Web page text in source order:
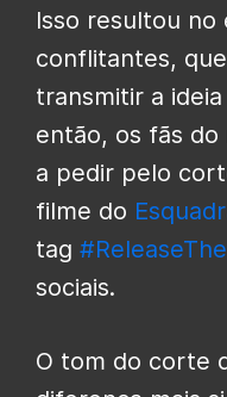
Isso resultou
conflitantes,
transmitir a
então, os fãs
a pedir pelo
filme do
tag
sociais.
O tom do corte